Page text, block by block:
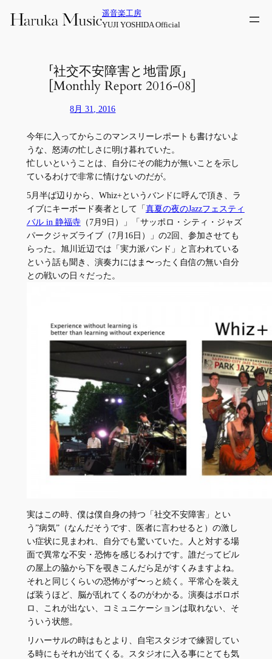
容
遥音楽工房
YUJI YOSHIDA Official
「社交不安障害と地雷原」
[Monthly Report 2016-08]
8月 31, 2016
今年に入ってからこのマンスリーレポートも書けないよ
うな、怒涛の忙しさに明け暮れていた。
忙しいということは、自分にその能力が無いことを示し
ているわけで非常に情けないのだが。
5月半ば辺りから、Whiz+というバンドに呼んで頂き、ラ
イブにキーボード奏者として「真夏の夜のJazzフェスティ
バル in 静福寺（7月9日）」「サッポロ・シティ・ジャズ
パークジャズライブ（7月16日）」の2回、参加させても
らった。旭川近辺では「実力派バンド」と言われている
という話も聞き、演奏力にはま〜ったく自信の無い自分
との戦いの日々だった。
実はこの時、僕は僕自身の持つ「社交不安障害」とい
う”病気”（なんだそうです、医者に言わせると）の激し
い症状に見まわれ、自分でも驚いていた。人と対する場
面で異常な不安・恐怖を感じるわけです。誰だってビル
の屋上の脇から下を覗きこんだら足がすくみますよね。
それと同じくらいの恐怖がず〜っと続く。平常心を装え
ば装うほど、脳が乱れてくるのがわかる。演奏はボロボ
ロ、これが出ない、コミュニケーションは取れない、そ
ういう状態。
リハーサルの時はもとより、自宅スタジオで練習してい
る時にもそれが出てくる。スタジオに入る事にとても気